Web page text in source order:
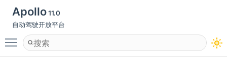
Apollo11.0
自动驾驶开放平台
Toggle main menu visibility